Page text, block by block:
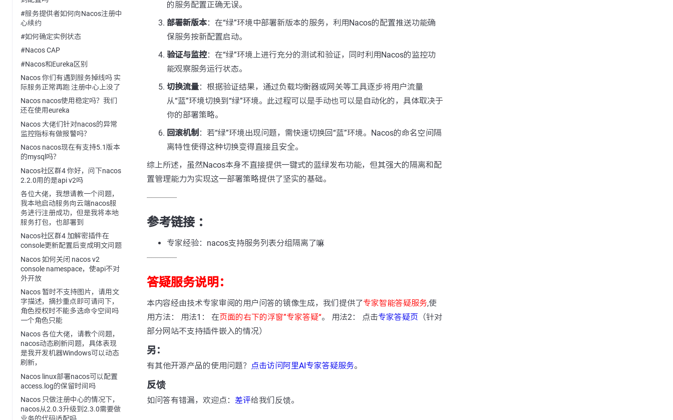
#服务提供者如何向Nacos注册中
心续约
#如何确定实例状态
#Nacos CAP
#Nacos和Eureka区别
Nacos 你们有遇到服务掉线吗 实
际服务正常再跑 注册中心上没了
Nacos nacos使用稳定吗？我们
还在使用eureka
Nacos 大佬们针对nacos的异常
监控指标有做报警吗？
Nacos nacos现在有支持5.1版本
的mysql吗？
Nacos社区群4 你好，问下nacos
2.2.0用的是api v2吗
各位大佬，我想请教一个问题，
我本地启动服务向云端nacos服
务进行注册成功，但是我将本地
服务打包，也部署到
Nacos社区群4 加解密插件在
console更新配置后变成明文问题
Nacos 如何关闭 nacos v2
console namespace，使api不对
外开放
Nacos 暂时不支持图片，请用文
字描述，摘抄重点即可请问下，
角色授权时不能多选命令空间吗
一个角色只能
Nacos 各位大佬，请教个问题，
nacos动态刷新问题，具体表现
是我开发机器Windows可以动态
刷新，
Nacos linux部署nacos可以配置
access.log的保留时间吗
Nacos 只做注册中心的情况下，
nacos从2.0.3升级到2.3.0需要做
的服务配置正确无误。
部署新版本：在“绿”环境中部署新版本的服务，利用Nacos的配置推送功能确
保服务按新配置启动。
验证与监控：在“绿”环境上进行充分的测试和验证，同时利用Nacos的监控功
能观察服务运行状态。
切换流量：根据验证结果，通过负载均衡器或网关等工具逐步将用户流量
从“蓝”环境切换到“绿”环境。此过程可以是手动也可以是自动化的，具体取决于
你的部署策略。
回滚机制 ：若“绿”环境出现问题，需快速切换回“蓝”环境。Nacos的命名空间隔
离特性使得这种切换变得直接且安全。
综上所述，虽然Nacos本身不直接提供一键式的蓝绿发布功能，但其强大的隔离和配
置管理能力为实现这一部署策略提供了坚实的基础。
---------------
参考链接 ：
专家经验：nacos支持服务列表分组隔离了嘛
---------------
答疑服务说明：
本内容经由技术专家审阅的用户问答的镜像生成，我们提供了专家智能答疑服务,使
用方法： 用法1： 在页面的右下的浮窗”专家答疑“。 用法2： 点击专家答疑页 （针对
部分网站不支持插件嵌入的情况）
另：
有其他开源产品的使用问题？ 点击访问阿里AI专家答疑服务。
反馈
如问答有错漏，欢迎点： 差评给我们反馈。